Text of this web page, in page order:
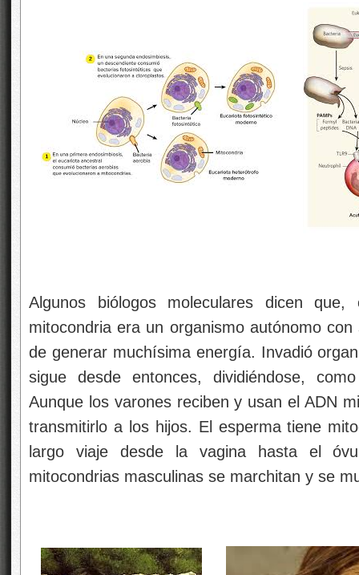
Algunos biólogos moleculares dicen
mitocondria era un organismo autónomo
de generar muchísima energía. Invadió
sigue desde entonces, dividiéndose,
Aunque los varones reciben y usan el ADN
transmitirlo a los hijos. El esperma tiene
largo viaje desde la vagina hasta el
mitocondrias masculinas se marchitan y se